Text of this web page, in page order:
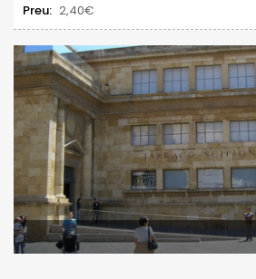
Preu: 2,40€